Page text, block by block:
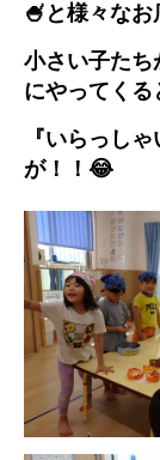
🍧と様々なお
小さい子たち
にやってくる
『いらっし
が！！😂